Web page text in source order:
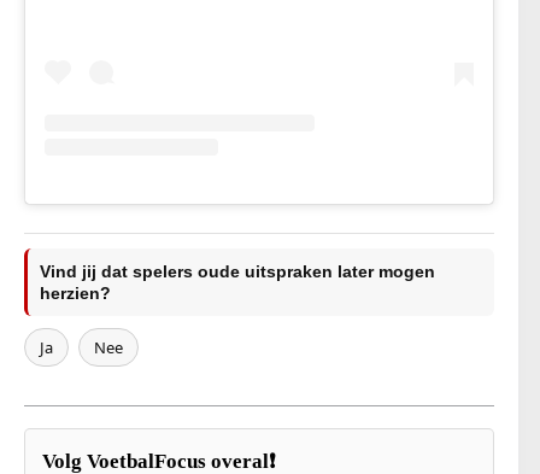
Vind jij dat spelers oude uitspraken later mogen
herzien?
Ja Nee
Volg VoetbalFocus overal❗